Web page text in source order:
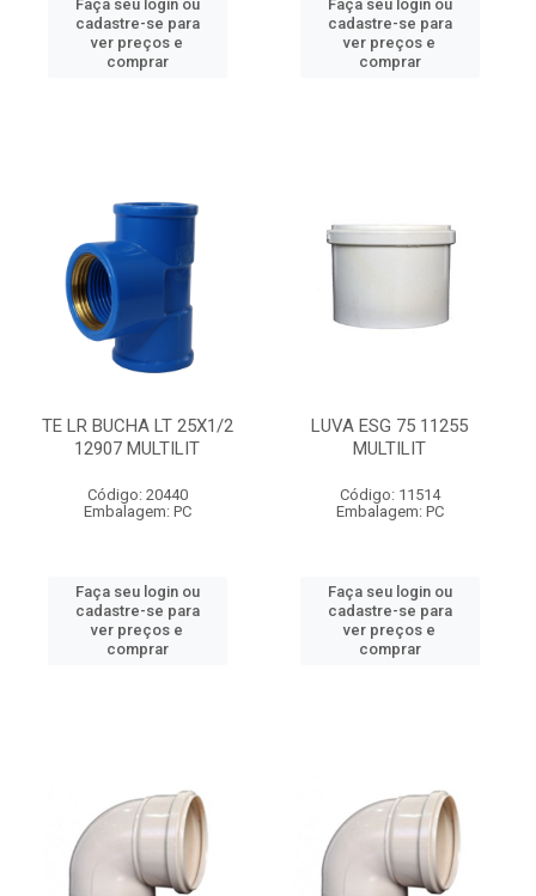
Faça seu login ou
cadastre-se para
ver preços e
comprar
Faça seu login ou
cadastre-se para
ver preços e
comprar
TE LR BUCHA LT 25X1/2
12907 MULTILIT
Código: 20440
Embalagem: PC
Faça seu login ou
cadastre-se para
ver preços e
comprar
LUVA ESG 75 11255
MULTILIT
Código: 11514
Embalagem: PC
Faça seu login ou
cadastre-se para
ver preços e
comprar